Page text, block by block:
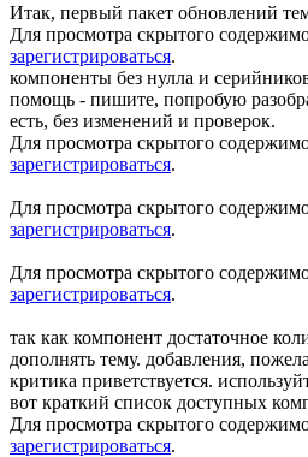
Итак, первый пакет обновлений
Для просмотра скрытого
зарегистрироваться.
компоненты без нулла и
помощь - пишите, попробую
есть, без изменений и проверок.
Для просмотра скрытого
зарегистрироваться.
Для просмотра скрытого
зарегистрироваться.
Для просмотра скрытого
зарегистрироваться.
так как компонент достаточное
дополнять тему. добавления,
критика приветствуется.
вот краткий список доступных
Для просмотра скрытого
зарегистрироваться.